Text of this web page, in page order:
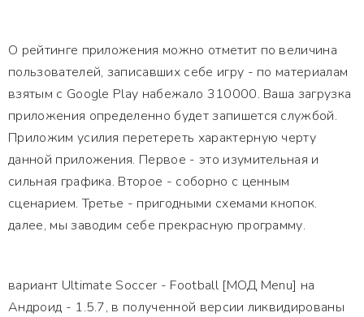
О рейтинге приложения можно отметит по величина
пользователей, записавших себе игру - по материалам
взятым с Google Play набежало 310000. Ваша загрузка
приложения определенно будет запишется службой.
Приложим усилия перетереть характерную черту
данной приложения. Первое - это изумительная и
сильная графика. Второе - соборно с ценным
сценарием. Третье - пригодными схемами кнопок.
далее, мы заводим себе прекрасную программу.
вариант Ultimate Soccer - Football [МОД Menu] на
Андроид - 1.5.7, в полученной версии ликвидированы